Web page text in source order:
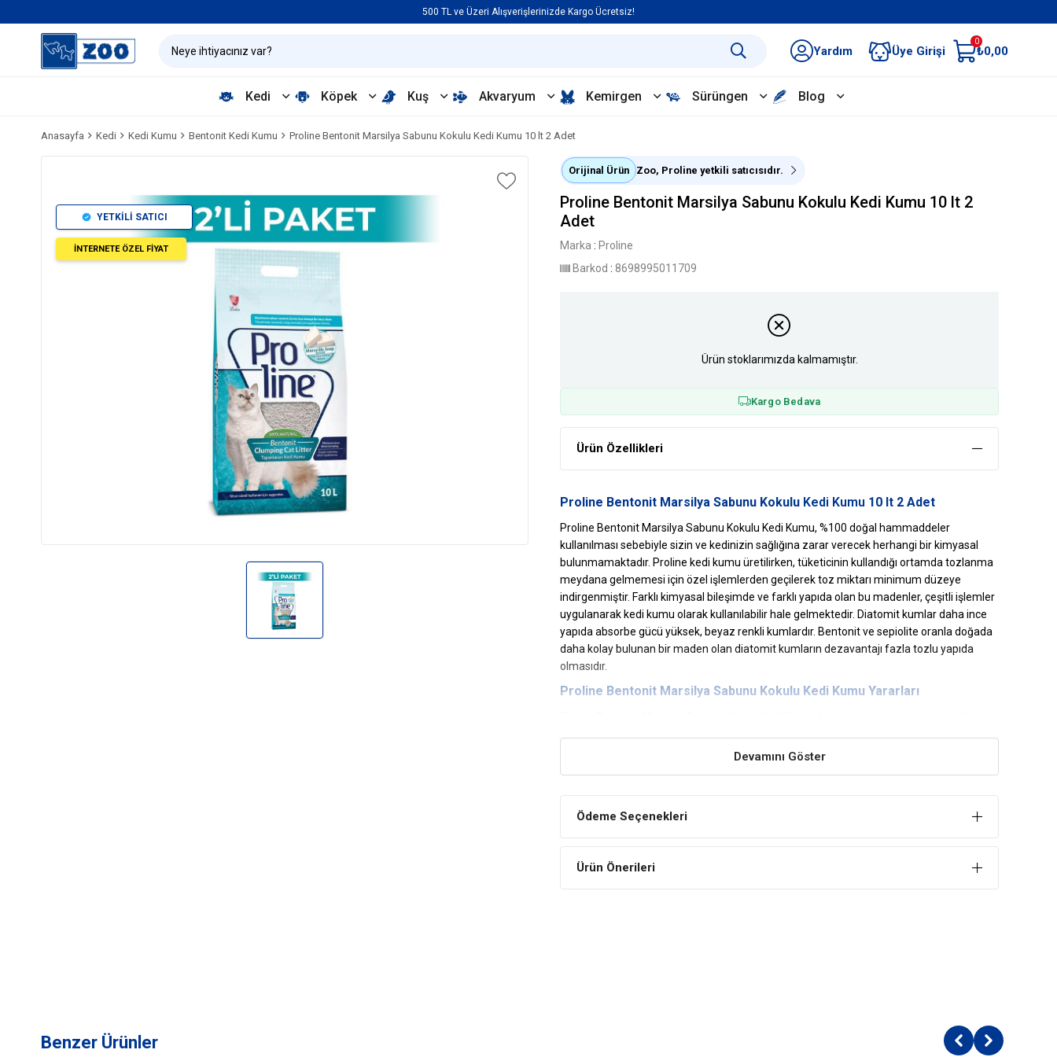
500 TL ve Üzeri Alışverişlerinizde Kargo Ücretsiz!
Yardım Üye Girişi
0
₺0,00
Kedi Köpek Kuş Akvaryum Kemirgen Sürüngen Blog
Anasayfa Kedi Kedi Kumu Bentonit Kedi Kumu Proline Bentonit Marsilya Sabunu Kokulu Kedi Kumu 10 lt 2 Adet
YETKİLİ SATICI
İNTERNETE ÖZEL FİYAT
Orijinal Ürün Zoo, Proline yetkili satıcısıdır.
Proline Bentonit Marsilya Sabunu Kokulu Kedi Kumu 10 lt 2
Adet
Marka : Proline
Barkod : 8698995011709
Ürün stoklarımızda kalmamıştır.
Kargo Bedava
Ürün Özellikleri
Proline Bentonit Marsilya Sabunu Kokulu Kedi Kumu 10 lt 2 Adet
Proline Bentonit Marsilya Sabunu Kokulu Kedi Kumu, %100 doğal hammaddeler
kullanılması sebebiyle sizin ve kedinizin sağlığına zarar verecek herhangi bir kimyasal
bulunmamaktadır. Proline kedi kumu üretilirken, tüketicinin kullandığı ortamda tozlanma
meydana gelmemesi için özel işlemlerden geçilerek toz miktarı minimum düzeye
indirgenmiştir. Farklı kimyasal bileşimde ve farklı yapıda olan bu madenler, çeşitli işlemler
uygulanarak kedi kumu olarak kullanılabilir hale gelmektedir. Diatomit kumlar daha ince
yapıda absorbe gücü yüksek, beyaz renkli kumlardır. Bentonit ve sepiolite oranla doğada
daha kolay bulunan bir maden olan diatomit kumların dezavantajı fazla tozlu yapıda
olmasıdır.
Proline Bentonit Marsilya Sabunu Kokulu Kedi Kumu Yararları
%100 Doğal
Proline kedi kumu, mükemmel topaklaşma etkisiyle sıvıyı içine çeker ve
Devamını Göster
Ödeme Seçenekleri
Ürün Önerileri
Benzer Ürünler